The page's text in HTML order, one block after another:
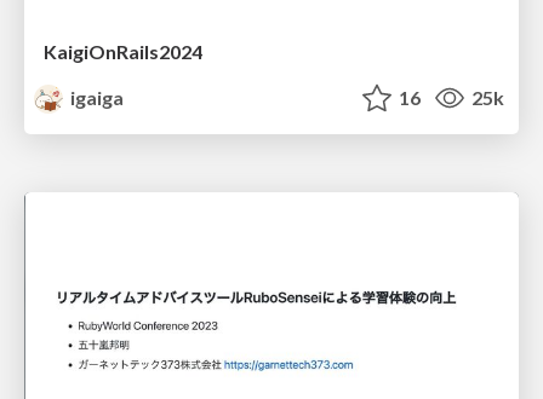
KaigiOnRails2024
igaiga
16 25k